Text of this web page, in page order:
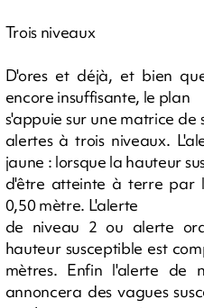
Trois niveaux
D'ores et déjà, et bien
encore insuffisante, le plan
s'appuie sur une matrice de
alertes à trois niveaux.
jaune : lorsque la hauteur
d'être atteinte à terre par
0,50 mètre. L'alerte
de niveau 2 ou alerte
hauteur susceptible est
mètres. Enfin l'alerte de
annoncera des vagues